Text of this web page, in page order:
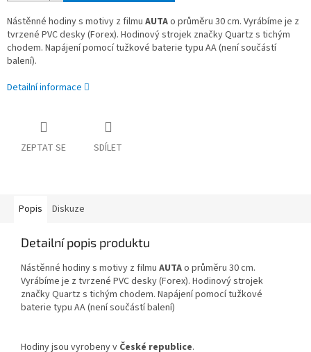
Nástěnné hodinys motivy z filmu AUTAo průměru 30 cm. Vyrábíme je z
tvrzené PVC desky (Forex). Hodinový strojek značky Quartz s tichým
chodem. Napájení pomocí tužkové baterie typu AA (není součástí
balení).
Detailní informace
ZEPTAT SE SDÍLET
Popis Diskuze
Detailní popis produktu
Nástěnné hodinys motivy z filmu AUTAo průměru 30 cm.
Vyrábíme je z tvrzené PVC desky (Forex). Hodinový strojek
značky Quartz s tichým chodem. Napájení pomocí tužkové
baterie typu AA (není součástí balení)
Hodiny jsou vyrobeny v České republice.